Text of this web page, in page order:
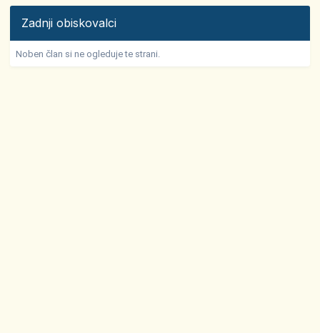
Zadnji obiskovalci
Noben član si ne ogleduje te strani.